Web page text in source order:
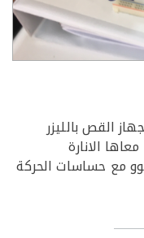
بالليزر
حساسات الحركة